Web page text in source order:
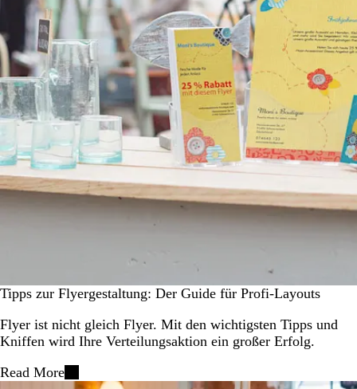
Tipps zur Flyergestaltung: Der Guide für Profi-Layouts
Flyer ist nicht gleich Flyer. Mit den wichtigsten Tipps und
Kniffen wird Ihre Verteilungsaktion ein großer Erfolg.
Read More